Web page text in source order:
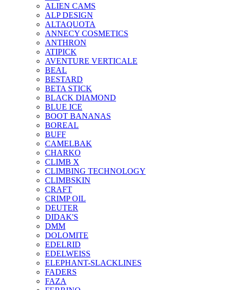
ALIEN CAMS
ALP DESIGN
ALTAQUOTA
ANNECY COSMETICS
ANTHRON
ATIPICK
AVENTURE VERTICALE
BEAL
BESTARD
BETA STICK
BLACK DIAMOND
BLUE ICE
BOOT BANANAS
BOREAL
BUFF
CAMELBAK
CHARKO
CLIMB X
CLIMBING TECHNOLOGY
CLIMBSKIN
CRAFT
CRIMP OIL
DEUTER
DIDAK'S
DMM
DOLOMITE
EDELRID
EDELWEISS
ELEPHANT-SLACKLINES
FADERS
FAZA